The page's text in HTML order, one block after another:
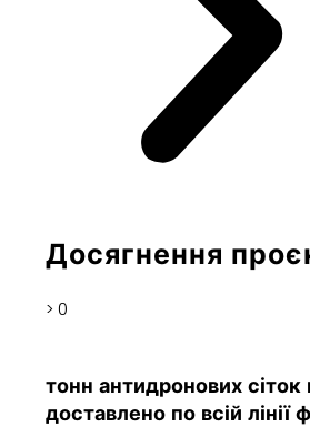
Досягнення
> 0
тонн антидронових
доставлено по всій лінії